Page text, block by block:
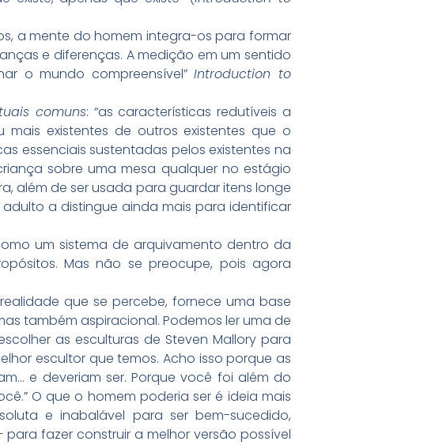
a mente do homem integra-os para formar
e diferenças. A medição em um sentido
o mundo compreensível”Introduction to
comuns: “as características redutíveis a
existentes de outros existentes que o
essenciais sustentadas pelos existentes na
sobre uma mesa qualquer no estágio
além de ser usada para guardar itens longe
a distingue ainda mais para identificar
um sistema de arquivamento dentro da
Mas não se preocupe, pois agora
que se percebe, fornece uma base
também aspiracional. Podemos ler uma de
as esculturas de Steven Mallory para
escultor que temos. Acho isso porque as
e deveriam ser. Porque você foi além do
O que o homem poderia ser é ideia mais
e inabalável para ser bem-sucedido,
fazer construir a melhor versão possível